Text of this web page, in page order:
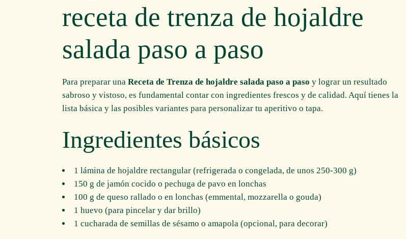
receta de trenza de hojaldre
salada paso a paso
Para preparar una Receta de Trenza de hojaldre salada paso a paso y lograr un resultado
sabroso y vistoso, es fundamental contar con ingredientes frescos y de calidad. Aquí tienes la
lista básica y las posibles variantes para personalizar tu aperitivo o tapa.
Ingredientes básicos
1 lámina de hojaldre rectangular (refrigerada o congelada, de unos 250-300 g)
150 g de jamón cocido o pechuga de pavo en lonchas
100 g de queso rallado o en lonchas (emmental, mozzarella o gouda)
1 huevo (para pincelar y dar brillo)
1 cucharada de semillas de sésamo o amapola (opcional, para decorar)